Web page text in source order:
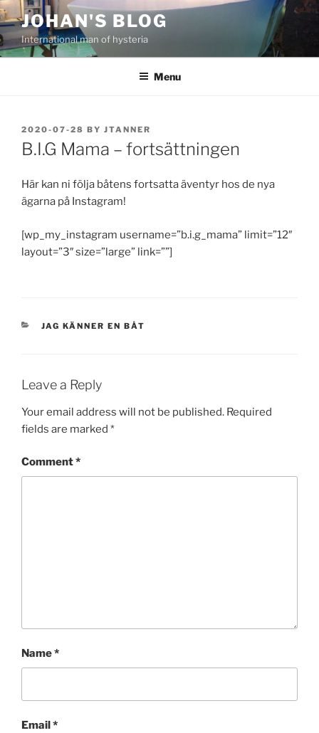
Skip
to
content
JOHAN'S BLOG
International man of hysteria
Menu
POSTED
ON
2020-07-28 BY JTANNER
B.I.G Mama – fortsättningen
Här kan ni följa båtens fortsatta äventyr hos de nya
ägarna på Instagram!
[wp_my_instagram username=”b.i.g_mama” limit=”12″
layout=”3″ size=”large” link=””]
CATEGORIES
JAG KÄNNER EN BÅT
Leave a Reply
Your email address will not be published. Required
fields are marked *
Comment*
Name*
Email*